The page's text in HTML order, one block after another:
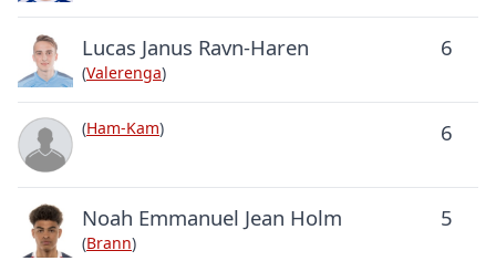
Lucas Janus Ravn-Haren
(Valerenga)
6
(Ham-Kam) 6
Noah Emmanuel Jean Holm
(Brann)
5